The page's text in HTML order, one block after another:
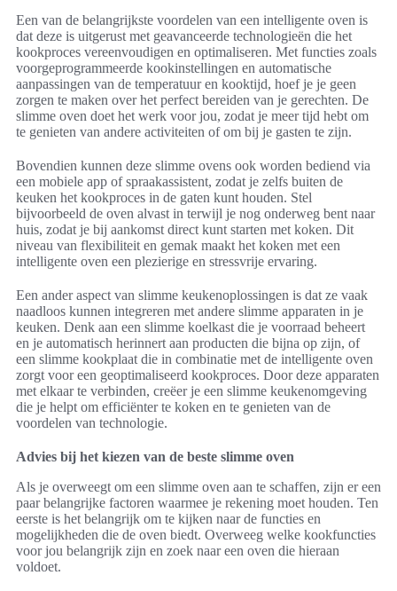
Een van de belangrijkste voordelen van een intelligente oven is
dat deze is uitgerust met geavanceerde technologieën die het
kookproces vereenvoudigen en optimaliseren. Met functies zoals
voorgeprogrammeerde kookinstellingen en automatische
aanpassingen van de temperatuur en kooktijd, hoef je je geen
zorgen te maken over het perfect bereiden van je gerechten. De
slimme oven doet het werk voor jou, zodat je meer tijd hebt om
te genieten van andere activiteiten of om bij je gasten te zijn.
Bovendien kunnen deze slimme ovens ook worden bediend via
een mobiele app of spraakassistent, zodat je zelfs buiten de
keuken het kookproces in de gaten kunt houden. Stel
bijvoorbeeld de oven alvast in terwijl je nog onderweg bent naar
huis, zodat je bij aankomst direct kunt starten met koken. Dit
niveau van flexibiliteit en gemak maakt het koken met een
intelligente oven een plezierige en stressvrije ervaring.
Een ander aspect van slimme keukenoplossingen is dat ze vaak
naadloos kunnen integreren met andere slimme apparaten in je
keuken. Denk aan een slimme koelkast die je voorraad beheert
en je automatisch herinnert aan producten die bijna op zijn, of
een slimme kookplaat die in combinatie met de intelligente oven
zorgt voor een geoptimaliseerd kookproces. Door deze apparaten
met elkaar te verbinden, creëer je een slimme keukenomgeving
die je helpt om efficiënter te koken en te genieten van de
voordelen van technologie.
Advies bij het kiezen van de beste slimme oven
Als je overweegt om een slimme oven aan te schaffen, zijn er een
paar belangrijke factoren waarmee je rekening moet houden. Ten
eerste is het belangrijk om te kijken naar de functies en
mogelijkheden die de oven biedt. Overweeg welke kookfuncties
voor jou belangrijk zijn en zoek naar een oven die hieraan
voldoet.